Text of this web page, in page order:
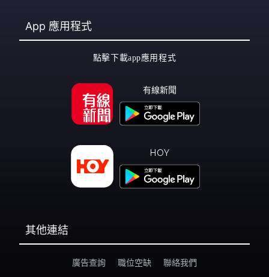
App 應用程式
點擊下載app應用程式
有線新聞
HOY
其他連結
廣告查詢 職位空缺 聯絡我們